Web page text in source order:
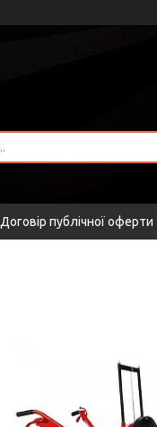
Договір публічної оферти